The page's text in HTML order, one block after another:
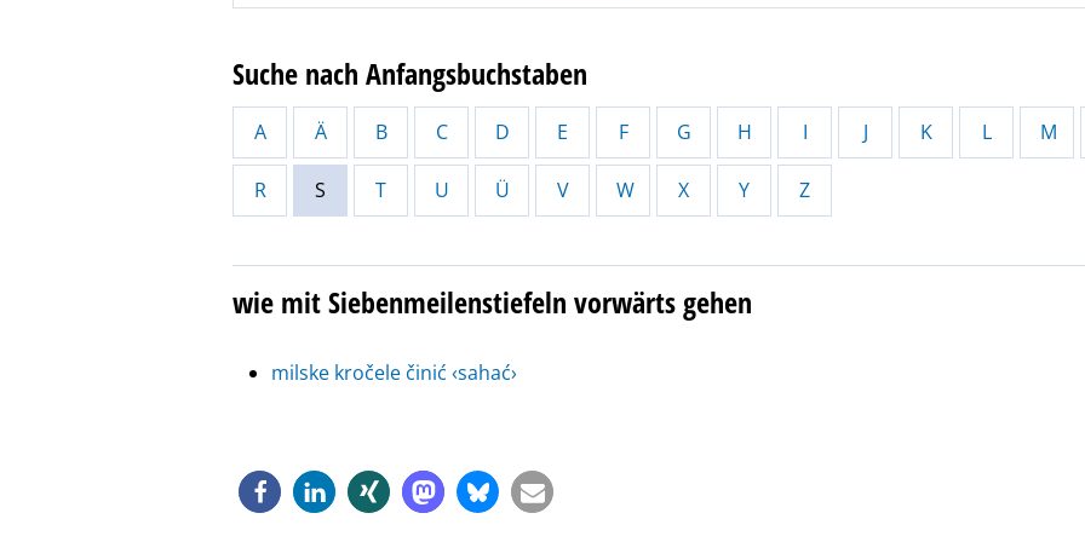
Suche nach Anfangsbuchstaben
A Ä B C D E F G H I J K L M
R S T U Ü V W X Y Z
wie mit Siebenmeilenstiefeln vorwärts gehen
milske kročele činić ‹sahać›